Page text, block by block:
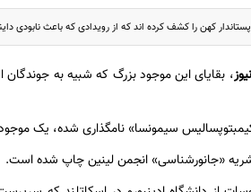
کهن را کشف کرده اند که از رویدادی که باعث نابودی
، بقایای این موجود بزرگ که شبیه به
سیمونسا» نامگذاری شده، یک
«جانورشناسی» انجمن لینین چاپ شده است.